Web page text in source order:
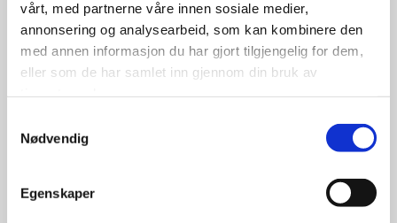
vårt, med partnerne våre innen sosiale medier,
annonsering og analysearbeid, som kan kombinere den
med annen informasjon du har gjort tilgjengelig for dem,
eller som de har samlet inn gjennom din bruk av
Nødvendig
Egenskaper
BFGoodrich All Terrain KO2
33×12,50R15 108R RWL